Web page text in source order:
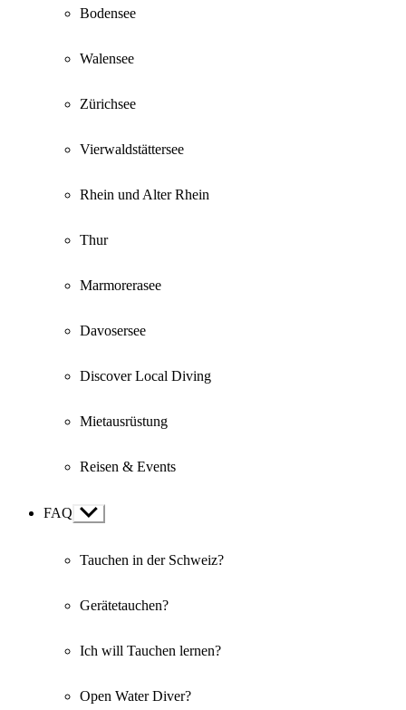
Bodensee
Walensee
Zürichsee
Vierwaldstättersee
Rhein und Alter Rhein
Thur
Marmorerasee
Davosersee
Discover Local Diving
Mietausrüstung
Reisen & Events
FAQ Show
sub
Tauchen in der Schweiz?
Gerätetauchen?
Ich will Tauchen lernen?
Open Water Diver?